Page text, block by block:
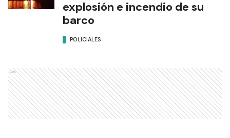
explosión e incendio de su
barco
POLICIALES
Ads